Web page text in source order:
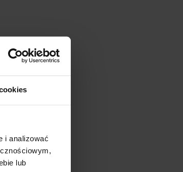
i analizować
lub